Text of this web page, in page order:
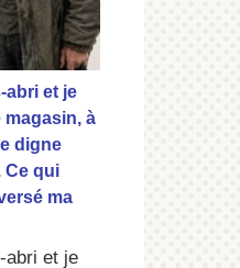
abri et je
à
digne
Ce qui
ma
abri et je